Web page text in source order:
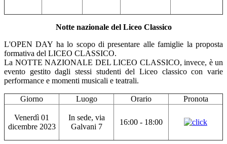
Notte nazionale del Liceo Classico
L'OPEN DAY ha lo scopo di presentare alle famiglie la proposta
formativa del LICEO CLASSICO.
La NOTTE NAZIONALE DEL LICEO CLASSICO, invece, è un
evento gestito dagli stessi studenti del Liceo classico con varie
performance e momenti musicali e teatrali.
Giorno Luogo Orario Pronota
Venerdì 01
dicembre 2023
In sede, via
Galvani 7
16:00 - 18:00